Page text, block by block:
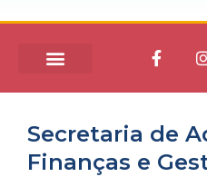
Secretaria de
Finanças e